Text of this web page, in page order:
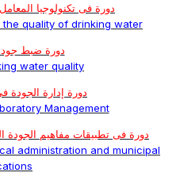
دورة فى تكنولوجيا
the quality of drinking water
دورة ضبط
water quality
دورة إدارة الجودة
Management
دورة فى تطبيقات مفاهيم الجودة
administration and municipal